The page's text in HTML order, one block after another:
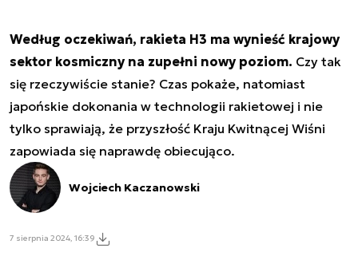
Według oczekiwań, rakieta H3 ma wynieść krajowy
sektor kosmiczny na zupełni nowy poziom. Czy tak
się rzeczywiście stanie? Czas pokaże, natomiast
japońskie dokonania w technologii rakietowej i nie
tylko sprawiają, że przyszłość Kraju Kwitnącej Wiśni
zapowiada się naprawdę obiecująco.
Wojciech Kaczanowski
7 sierpnia 2024, 16:39